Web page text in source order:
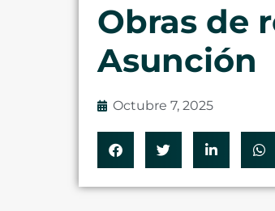
Obras de
Asunción
Octubre 7, 2025